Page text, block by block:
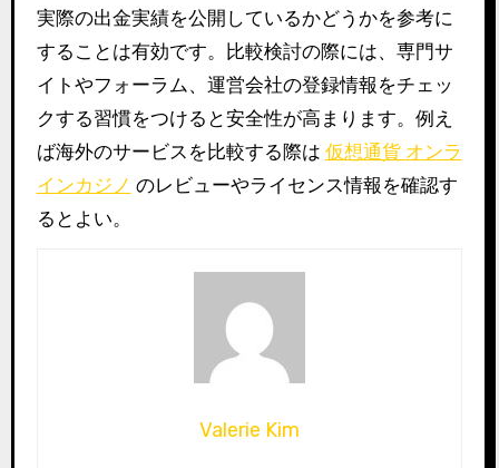
実際の出金実績を公開しているかどうかを参考に
することは有効です。比較検討の際には、専門サ
イトやフォーラム、運営会社の登録情報をチェッ
クする習慣をつけると安全性が高まります。例え
ば海外のサービスを比較する際は 仮想通貨 オンラ
インカジノ のレビューやライセンス情報を確認す
るとよい。
Valerie Kim